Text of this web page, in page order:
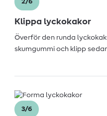
2/6
Klippa lyckokakor
Överför den runda
skumgummi och klipp
3/6